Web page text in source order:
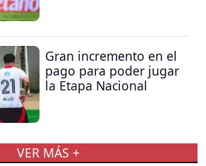
Gran incremento en el
pago para poder jugar
la Etapa Nacional
VER MÁS +